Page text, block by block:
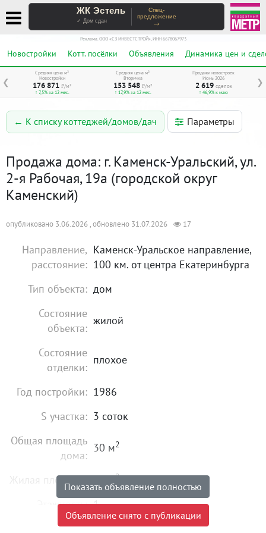
ЖК Эстель
✓ Дом сдан
Спец-
предложение
→
Реклама. ООО «СЗ ИНВЕСТСТРОЙ», ИНН 6678067973
Новостройки Котт. посёлки Объявления Динамика цен и
❮ ❯
Средняя цена м²
Новостройки
176 871 ₽/м²
↑ 7,5% за 12 мес.
Средняя цена м²
Вторичка
153 548 ₽/м²
↑ 17,9% за 12 мес.
Продажи новостроек
Июнь 2026
2 619 сделок
↑ 46,9% к маю
← К списку коттеджей/домов/дач Параметры
Продажа дома: г. Каменск-Уральский, ул.
2-я Рабочая, 19а (городской округ
Каменский)
опубликовано 3.06.2026 , обновлено 31.07.2026 17
Направление,
расстояние:
Каменск-Уральское направление,
100 км. от центра Екатеринбурга
Тип объекта: дом
Состояние
объекта:
жилой
Состояние
отделки:
плохое
Год постройки: 1986
S участка: 3 соток
Общая площадь
дома:
30 м2
Жилая площадь: 18 м2
Этажность: 1
Материал
Показать объявление полностью
Объявление снято с публикации